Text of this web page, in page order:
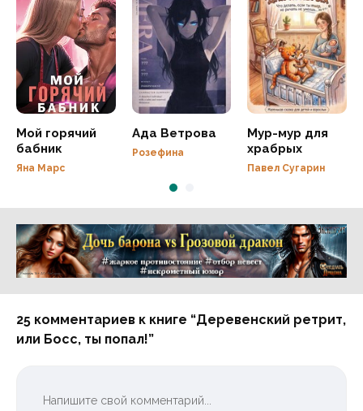
Мой горячий
бабник
Яна Марс
Ада Ветрова
Розефина
Мур-мур для
храбрых
Павел Сугарин
Реклама 16+ АО «ЛитГород»
25 комментариев к книге “Деревенский ретрит,
или Босс, ты попал!”